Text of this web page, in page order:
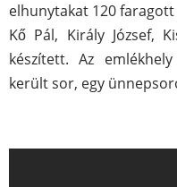
elhunytakat 120
Kő Pál, Király József,
készített. Az
került sor, egy